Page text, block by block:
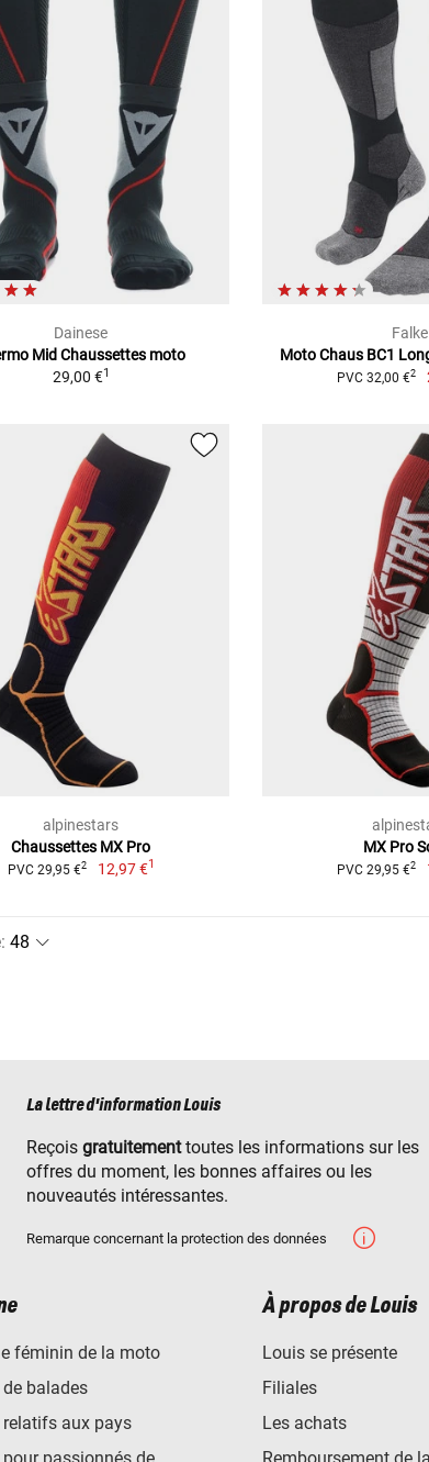
Dainese
Mid Chaussettes moto
29,00 €1
Falke
Moto Chaus BC1
PVC 32,00 €2
alpinestars
Chaussettes MX Pro
PVC 29,95 €2 12,97 €1
MX Pro
PVC 29,95 €2
:
La lettre d'information Louis
Reçois gratuitementtoutes les informations sur les
offres du moment, les bonnes affaires ou les
nouveautés intéressantes.
Remarque concernant la protection des données
féminin de la moto
balades
relatifs aux pays
passionnés de
À propos de Louis
Louis se présente
Filiales
Les achats
Remboursement de